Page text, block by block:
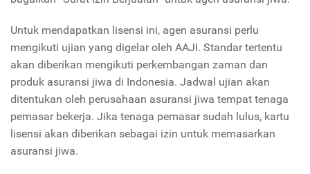
Untuk mendapatkan lisensi ini, agen asuransi perlu
mengikuti ujian yang digelar oleh AAJI. Standar tertentu
akan diberikan mengikuti perkembangan zaman dan
produk asuransi jiwa di Indonesia. Jadwal ujian akan
ditentukan oleh perusahaan asuransi jiwa tempat tenaga
pemasar bekerja. Jika tenaga pemasar sudah lulus, kartu
lisensi akan diberikan sebagai izin untuk memasarkan
asuransi jiwa.